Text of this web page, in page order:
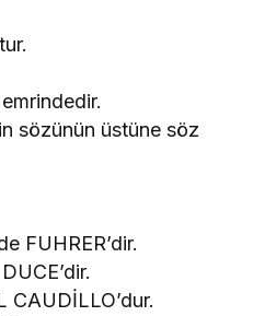
sözünün üstüne söz
FUHRER’dir.
CAUDİLLO’dur.